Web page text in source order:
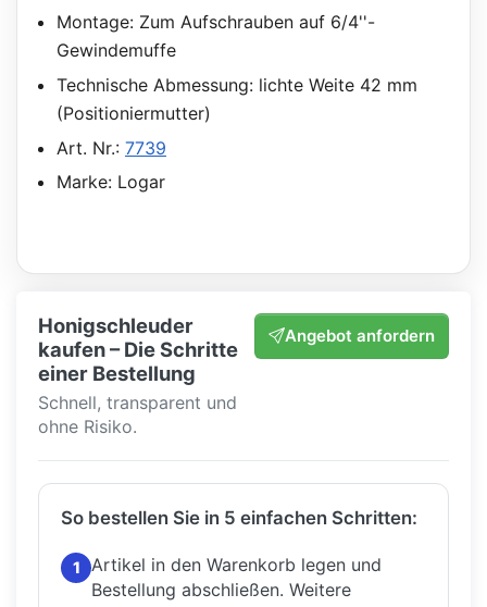
Montage: Zum Aufschrauben auf 6/4''-
Gewindemuffe
Technische Abmessung: lichte Weite 42 mm
(Positioniermutter)
Art. Nr.: 7739
Marke: Logar
Honigschleuder
kaufen – Die Schritte
einer Bestellung
Schnell, transparent und
ohne Risiko.
Angebot anfordern
So bestellen Sie in 5 einfachen Schritten:
1
Artikel in den Warenkorb legen und
Bestellung abschließen. Weitere